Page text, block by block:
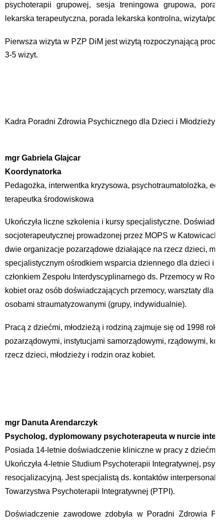
psychoterapii grupowej, sesja treningowa grupowa,
lekarska terapeutyczna, porada lekarska kontrolna, wizyta/
Pierwsza wizyta w PZP DiM jest wizytą rozpoczynającą
3-5 wizyt.
Kadra Poradni Zdrowia Psychicznego dla Dzieci i Młodzieży
mgr Gabriela Glajcar
Koordynatorka
Pedagożka, interwentka kryzysowa, psychotraumatolożka,
terapeutka środowiskowa
Ukończyła liczne szkolenia i kursy specjalistyczne.
socjoterapeutycznej prowadzonej przez MOPS w
dwie organizacje pozarządowe działające na rzecz dzieci,
specjalistycznym ośrodkiem wsparcia dziennego dla dzieci i
członkiem Zespołu Interdyscyplinarnego ds. Przemocy w
kobiet oraz osób doświadczających przemocy, warsztaty dla
osobami straumatyzowanymi (grupy, indywidualnie).
Pracą z dziećmi, młodzieżą i rodziną zajmuje się od 1998
pozarządowymi, instytucjami samorządowymi, rządowymi,
rzecz dzieci, młodzieży i rodzin oraz kobiet.
mgr Danuta Arendarczyk
Psycholog, dyplomowany psychoterapeuta w nurcie
Posiada 14-letnie doświadczenie kliniczne w pracy z dziećmi
Ukończyła 4-letnie Studium Psychoterapii Integratywnej,
resocjalizacyjną. Jest specjalistą ds. kontaktów
Towarzystwa Psychoterapii Integratywnej (PTPI).
Doświadczenie zawodowe zdobyła w Poradni Zdrowia